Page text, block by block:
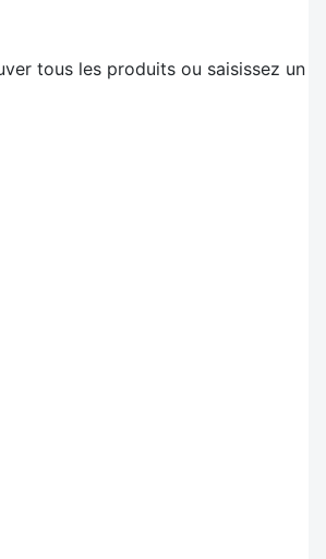
tous les produits ou saisissez un